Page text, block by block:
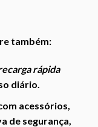
também:
rápida
diário.
acessórios,
de segurança,